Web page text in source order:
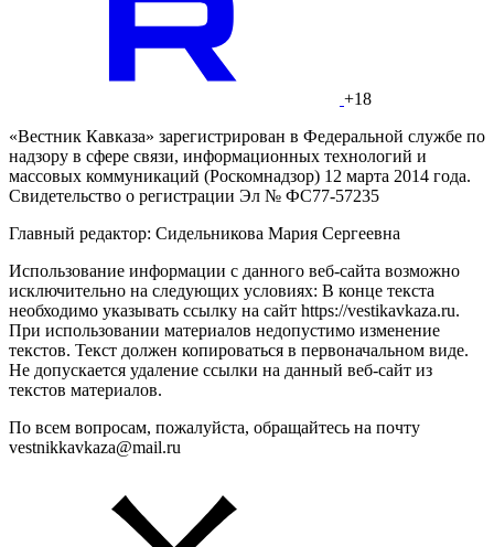
+18
«Вестник Кавказа» зарегистрирован в Федеральной службе по
надзору в сфере связи, информационных технологий и
массовых коммуникаций (Роскомнадзор) 12 марта 2014 года.
Свидетельство о регистрации Эл № ФС77-57235
Главный редактор: Сидельникова Мария Сергеевна
Использование информации с данного веб-сайта возможно
исключительно на следующих условиях: В конце текста
необходимо указывать ссылку на сайт https://vestikavkaza.ru.
При использовании материалов недопустимо изменение
текстов. Текст должен копироваться в первоначальном виде.
Не допускается удаление ссылки на данный веб-сайт из
текстов материалов.
По всем вопросам, пожалуйста, обращайтесь на почту
vestnikkavkaza@mail.ru